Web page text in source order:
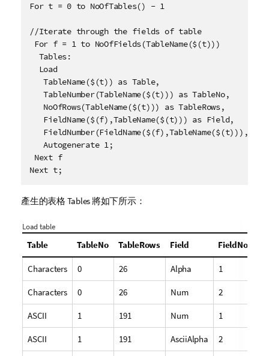
For t = 0 to NoOfTables() - 1
//Iterate through the fields of table
For f = 1 to NoOfFields(TableName($(t)))
  Tables:
  Load
   TableName($(t)) as Table,
   TableNumber(TableName($(t))) as TableNo,
   NoOfRows(TableName($(t))) as TableRows,
   FieldName($(f),TableName($(t))) as Field,
   Autogenerate 1;
Next f
Next t;
產生的表格 Tables將如下所示：
Load table
Table TableNo TableRows Field FieldNo
Characters 0 26 Alpha 1
Characters 0 26 Num 2
ASCII 1 191 Num 1
ASCII 1 191 AsciiAlpha 2